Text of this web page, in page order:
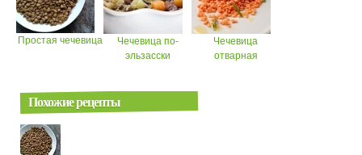
Простая чечевица
Чечевица по-
эльзасски
Чечевица
отварная
Похожие рецепты